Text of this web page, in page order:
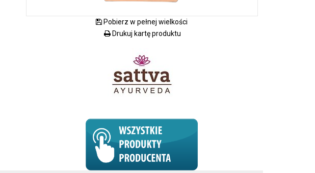
Pobierz w pełnej wielkości
Drukuj kartę produktu